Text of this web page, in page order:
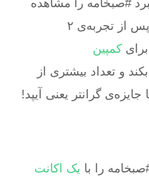
#صبخامه را مشاهده
کردیم و متوجه شدیم که دنت پس از تجربه‌ی ۲
کمپین
و تعداد بیشتری از
گرانتر یعنی آیپد!
را با یک اکانت